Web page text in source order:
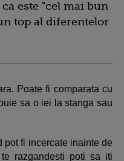
este "cel mai bun
top al diferentelor
Poate fi comparata cu
sa o iei la stanga sau
pot fi incercate inainte de
razgandesti poti sa iti